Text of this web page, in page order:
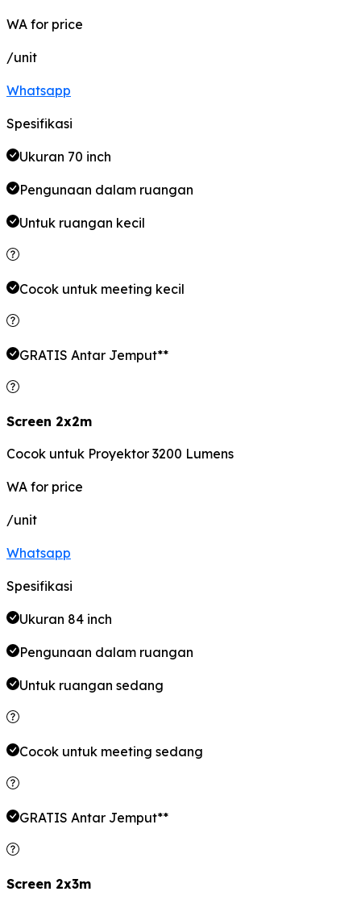
WA for price
/unit
Whatsapp
Spesifikasi
Ukuran 70 inch
Pengunaan dalam ruangan
Untuk ruangan kecil
Cocok untuk meeting kecil
GRATIS Antar Jemput**
Screen 2x2m
Cocok untuk Proyektor 3200 Lumens
WA for price
/unit
Whatsapp
Spesifikasi
Ukuran 84 inch
Pengunaan dalam ruangan
Untuk ruangan sedang
Cocok untuk meeting sedang
GRATIS Antar Jemput**
Screen 2x3m